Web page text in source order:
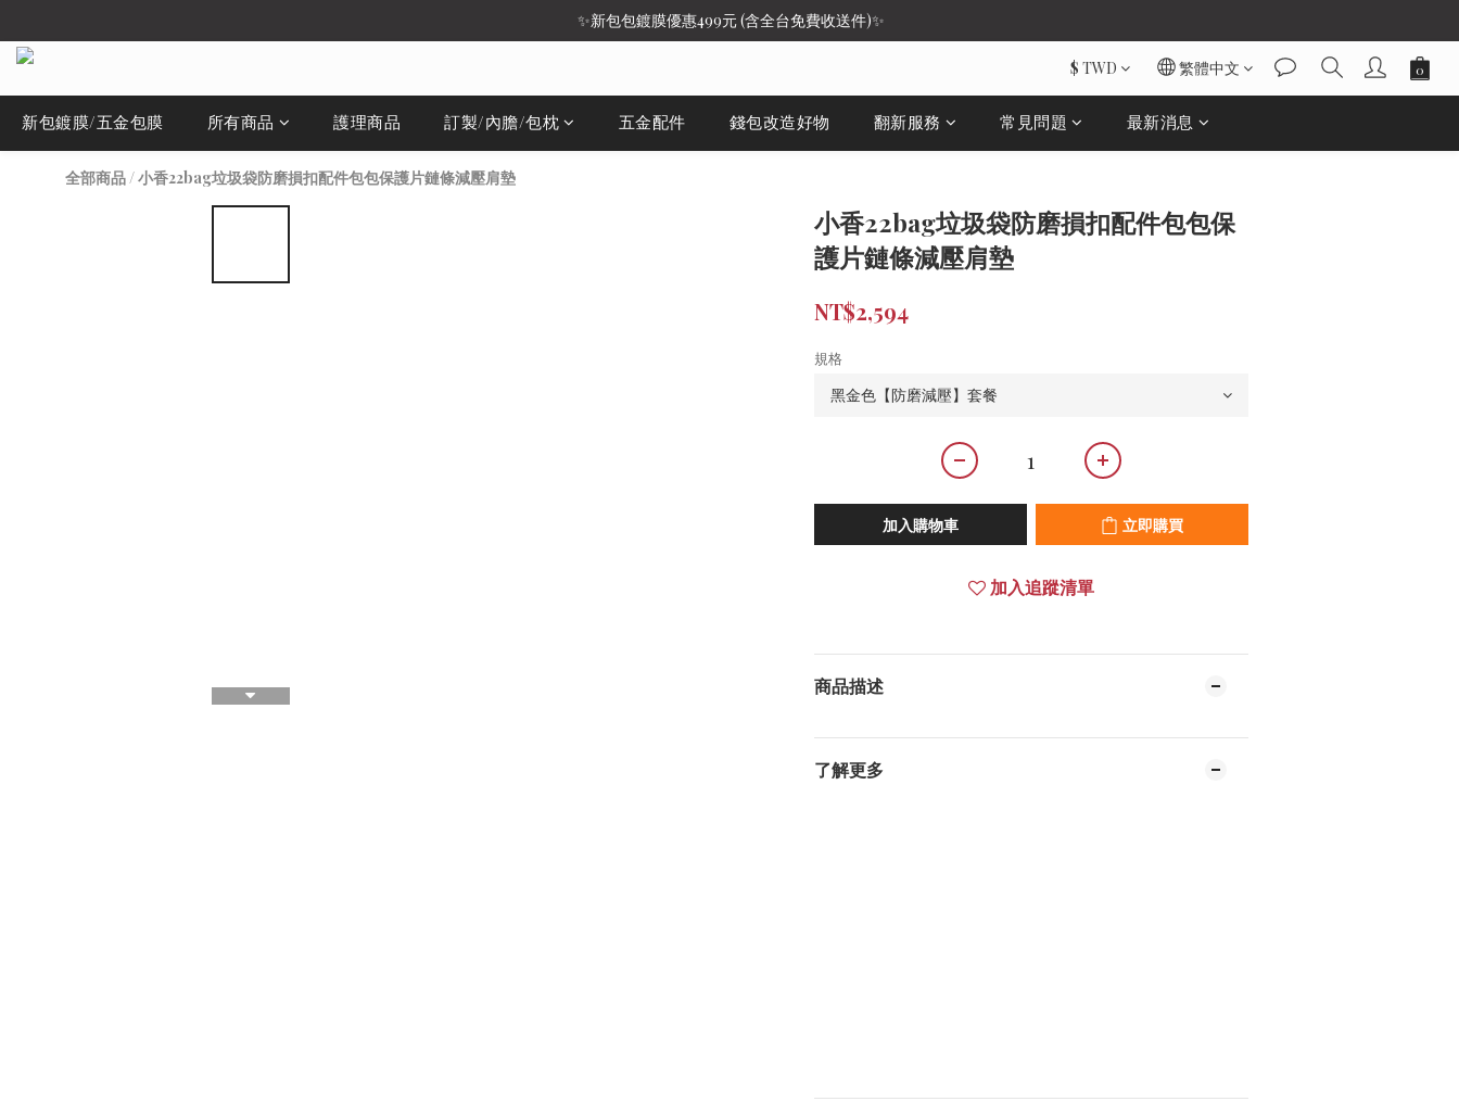
✨新包包鍍膜優惠499元 (含全台免費收送件)✨
$ TWD 繁體中文
新包鍍膜/五金包膜 所有商品 護理商品 訂製/內膽/包枕 五金配件 錢包改造好物 翻新服務 常見問題 最新消息
全部商品/小香22bag垃圾袋防磨損扣配件包包保護片鏈條減壓肩墊
小香22bag垃圾袋防磨損扣配件包包保
護片鏈條減壓肩墊
NT$2,594
規格
加入購物車 立即購買
加入追蹤清單
商品描述
了解更多